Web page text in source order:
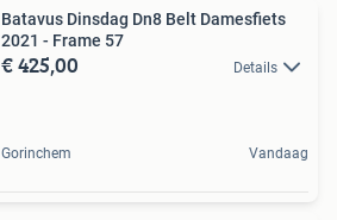
Batavus Dinsdag Dn8 Belt Damesfiets
2021 - Frame 57
€ 425,00 Details
Gorinchem Vandaag